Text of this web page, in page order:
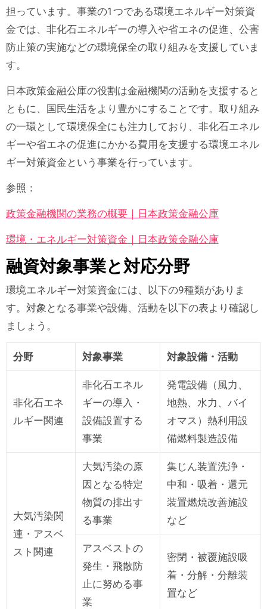
担っています。事業の1つである環境エネルギー対策資
金では、非化石エネルギーの導入や省エネの促進、公害
防止策の実施などの環境保全の取り組みを支援していま
す。
日本政策金融公庫の役割は金融機関の活動を支援すると
ともに、国民生活をより豊かにすることです。取り組み
の一環として環境保全にも注力しており、非化石エネル
ギーや省エネの促進にかかる費用を支援する環境エネル
ギー対策資金という事業を行っています。
参照：
政策金融機関の業務の概要｜日本政策金融公庫
環境・エネルギー対策資金｜日本政策金融公庫
融資対象事業と対応分野
環境エネルギー対策資金には、以下の9種類がありま
す。対象となる事業や設備、活動を以下の表より確認し
ましょう。
分野 対象事業 対象設備・活動
非化石エネ
ルギー関連
非化石エネル
ギーの導入・
設備設置する
事業
発電設備（風力、
地熱、水力、バイ
オマス）熱利用設
備燃料製造設備
大気汚染関
連・アスベ
スト関連
大気汚染の原
因となる特定
物質の排出す
る事業
集じん装置洗浄・
中和・吸着・還元
装置燃焼改善施設
など
アスベストの
発生・飛散防
止に努める事
業
密閉・被覆施設吸
着・分解・分離装
置など